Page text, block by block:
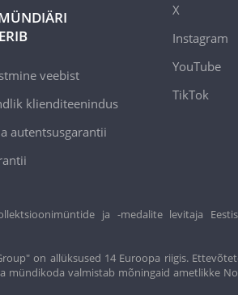
veebist
klienditeenindus
autentsusgarantii
X
Instagram
YouTube
TikTok
ja -medalite levitaja
on allüksused 14 Euroopa riigis.
mündikoda valmistab mõningaid ametlikke